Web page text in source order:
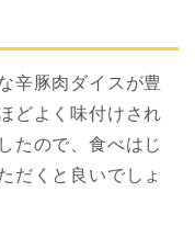
辛豚肉ダイスが豊
どよく味付けされ
たので、食べはじ
だくと良いでしょ